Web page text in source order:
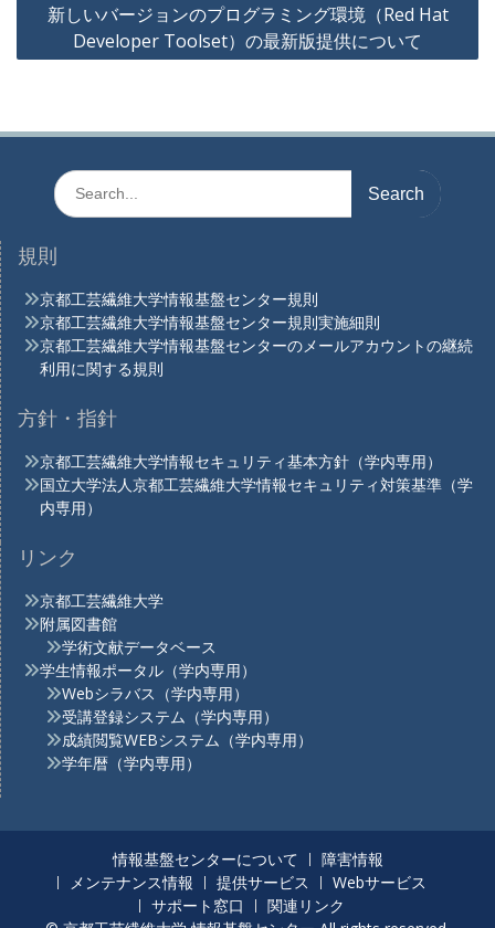
ビ
新しいバージョンのプログラミング環境（Red Hat
Developer Toolset）の最新版提供について
Search
for:
規則
京都工芸繊維大学情報基盤センター規則
京都工芸繊維大学情報基盤センター規則実施細則
京都工芸繊維大学情報基盤センターのメールアカウントの継続
利用に関する規則
方針・指針
京都工芸繊維大学情報セキュリティ基本方針（学内専用）
国立大学法人京都工芸繊維大学情報セキュリティ対策基準（学
内専用）
リンク
京都工芸繊維大学
附属図書館
学術文献データベース
学生情報ポータル（学内専用）
Webシラバス（学内専用）
受講登録システム（学内専用）
成績閲覧WEBシステム（学内専用）
学年暦（学内専用）
情報基盤センターについて
障害情報
メンテナンス情報
提供サービス
Webサービス
サポート窓口
関連リンク